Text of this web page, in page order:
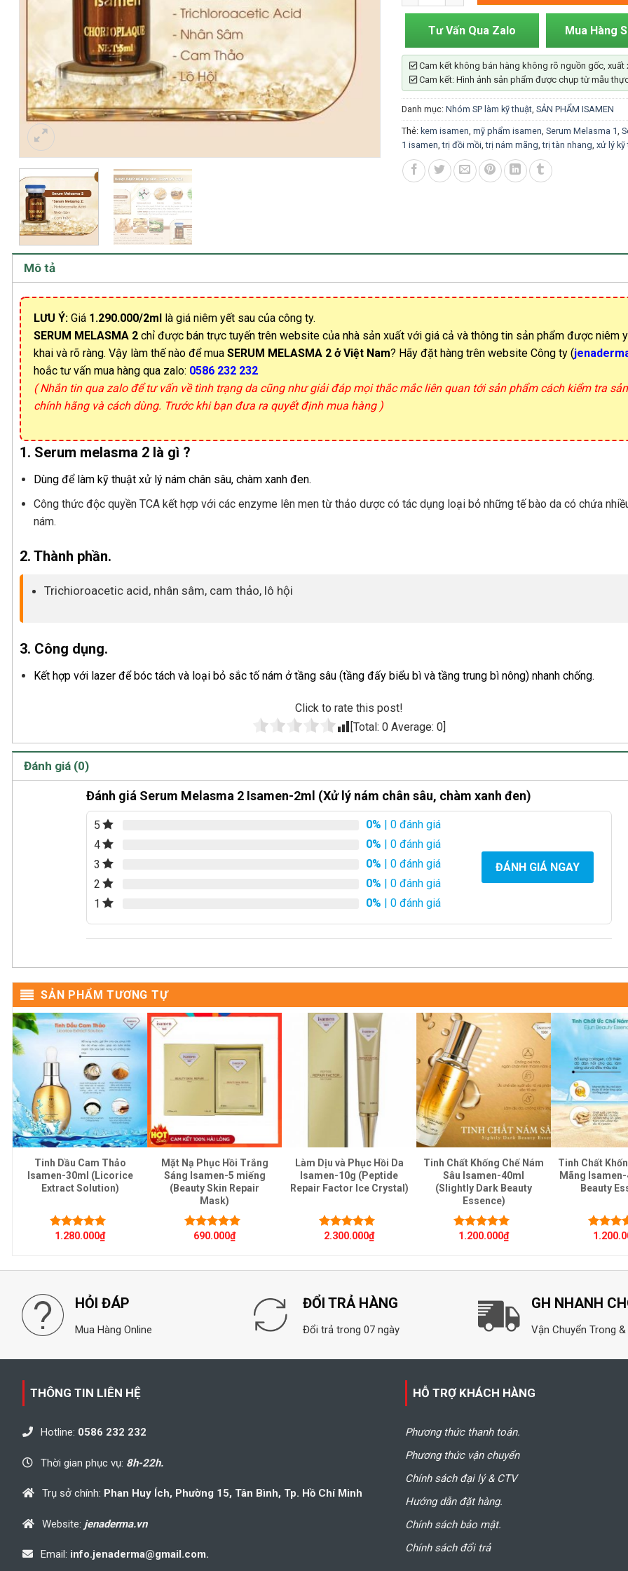
Tư Vấn Qua Zalo Mua Hàng
Cam kết không bán hàng không rõ nguồn gốc, xuất
Cam kết: Hình ảnh sản phẩm được chụp từ mẫu
Danh mục: Nhóm SP làm kỹ thuật, SẢN PHẨM ISAMEN
Thẻ: kem isamen mỹ phẩm isamen Serum Melasma 1
1 isamen ,trị đồi mồi ,trị nám mãng ,trị tàn nhang xử lý kỹ
Mô tả
LƯU Ý: Giá 1.290.000/2ml là giá niêm yết sau của công ty.
SERUM MELASMA 2 chỉ được bán trực tuyến trên website của nhà sản xuất với giá cả và thông tin sản phẩm được niêm
khai và rõ ràng. Vậy làm thế nào để mua SERUM MELASMA 2 ở Việt Nam? Hãy đặt hàng trên website Công ty (
hoắc tư vấn mua hàng qua zalo: 0586 232 232
( Nhắn tin qua zalo để tư vấn về tình trạng da cũng như giải đáp mọi thắc mắc liên quan tới sản phẩm cách kiểm tra
chính hãng và cách dùng. Trước khi bạn đưa ra quyết định mua hàng )
1. Serum melasma 2 là gì ?
Dùng để làm kỹ thuật xử lý nám chân sâu, chàm xanh đen.
Công thức độc quyền TCA kết hợp với các enzyme lên men từ thảo dược có tác dụng loại bỏ những tế bào da có chứa
nám.
2. Thành phần.
Trichioroacetic acid, nhân sâm, cam thảo, lô hội
3. Công dụng.
Kết hợp với lazer để bóc tách và loại bỏ sắc tố nám ở tầng sâu (tầng đấy biểu bì và tầng trung bì nông) nhanh chống.
Click to rate this post!
[Total:0 Average:0]
Đánh giá (0)
Đánh giá Serum Melasma 2 Isamen-2ml (Xử lý nám chân sâu, chàm xanh đen)
5 0% | 0 đánh giá
4
0% | 0 đánh giá
3
0% | 0 đánh giá
2
0% | 0 đánh giá
1
0% | 0 đánh giá
ĐÁNH GIÁ NGAY
SẢN PHẨM TƯƠNG TỰ
Tinh Dầu Cam Thảo
Isamen-30ml (Licorice
Extract Solution)
Được xếp
1.280.000₫
Mặt Nạ Phục Hồi Trắng
Sáng Isamen-5 miếng
(Beauty Skin Repair
Mask)
Được xếp
690.000₫
Làm Dịu và Phục Hồi Da
Isamen-10g (Peptide
Repair Factor Ice Crystal)
Được xếp
2.300.000₫
Tinh Chất Khống Chế Nám
Sâu Isamen-40ml
(Slightly Dark Beauty
Essence)
Được xếp
1.200.000₫
Tinh Chất
Mãng
Beauty
Được
HỎI ĐÁP
Mua Hàng Online
ĐỔI TRẢ HÀNG
Đổi trả trong 07 ngày
GH NHANH
Vận Chuyển Trong
THÔNG TIN LIÊN HỆ
Hotline: 0586 232 232
Thời gian phục vụ: 8h-22h.
Trụ sở chính: Phan Huy Ích, Phường 15, Tân Bình, Tp. Hồ Chí Minh
Website: jenaderma.vn
Email: info.jenaderma@gmail.com.
HỖ TRỢ KHÁCH HÀNG
Phương thức thanh toán.
Phương thức vận chuyển
Chính sách đại lý & CTV
Hướng dẫn đặt hàng.
Chính sách bảo mật.
Chính sách đổi trả